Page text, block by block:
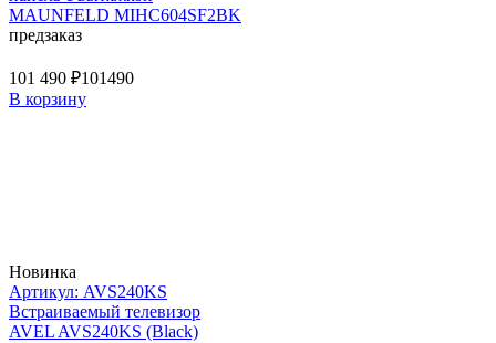
MAUNFELD MIHC604SF2BK
предзаказ
101 490 ₽101490
В корзину
Новинка
Артикул: AVS240KS
Встраиваемый телевизор
AVEL AVS240KS (Black)